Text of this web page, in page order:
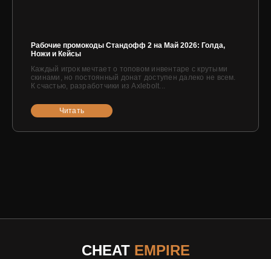
Рабочие промокоды Стандофф 2 на Май 2026: Голда,
Ножи и Кейсы
Каждый игрок мечтает о топовом инвентаре с крутыми
скинами, но постоянный донат доступен далеко не всем.
К счастью, разработчики из Axlebolt...
Читать
CHEAT EMPIRE